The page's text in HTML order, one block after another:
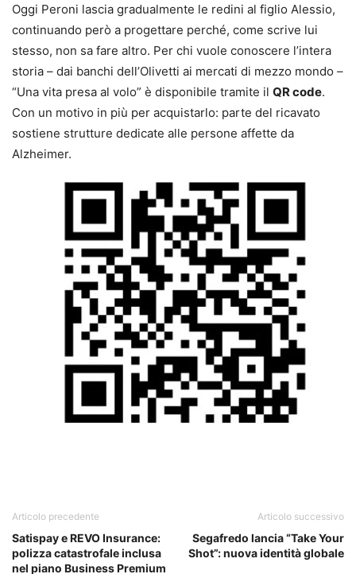
Oggi Peroni lascia gradualmente le redini al figlio Alessio,
continuando però a progettare perché, come scrive lui
stesso, non sa fare altro. Per chi vuole conoscere l’intera
storia – dai banchi dell’Olivetti ai mercati di mezzo mondo –
“Una vita presa al volo” è disponibile tramite il QR code.
Con un motivo in più per acquistarlo: parte del ricavato
sostiene strutture dedicate alle persone affette da
Alzheimer.
Articolo precedente
Satispay e REVO Insurance:
polizza catastrofale inclusa
nel piano Business Premium
Articolo successivo
Segafredo lancia “Take Your
Shot”: nuova identità globale